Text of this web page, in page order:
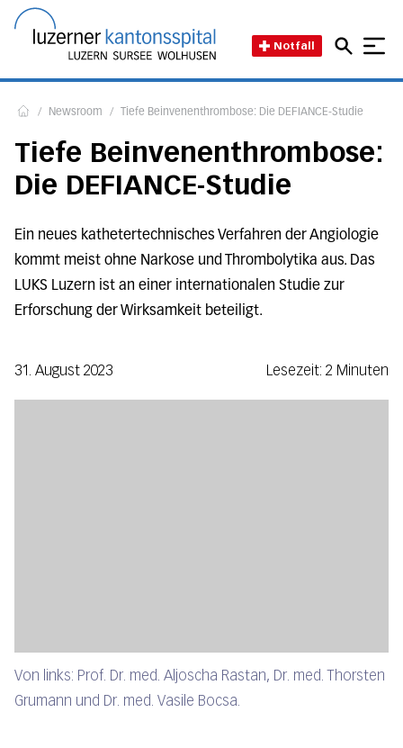
Notfall
/ Newsroom / Tiefe Beinvenenthrombose: Die DEFIANCE-Studie
Tiefe Beinvenenthrombose:
Die DEFIANCE-Studie
Ein neues kathetertechnisches Verfahren der Angiologie
kommt meist ohne Narkose und Thrombolytika aus. Das
LUKS Luzern ist an einer internationalen Studie zur
Erforschung der Wirksamkeit beteiligt.
31. August 2023 Lesezeit: 2 Minuten
Von links: Prof. Dr. med. Aljoscha Rastan, Dr. med. Thorsten
Grumann und Dr. med. Vasile Bocsa.